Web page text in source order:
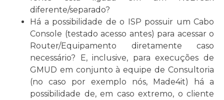
diferente/separado?
Há a possibilidade de o ISP possuir um Cabo
Console (testado acesso antes) para acessar o
Router/Equipamento diretamente caso
necessário? E, inclusive, para execuções de
GMUD em conjunto à equipe de Consultoria
(no caso por exemplo nós, Made4it) há a
possibilidade de, em caso extremo, o cliente